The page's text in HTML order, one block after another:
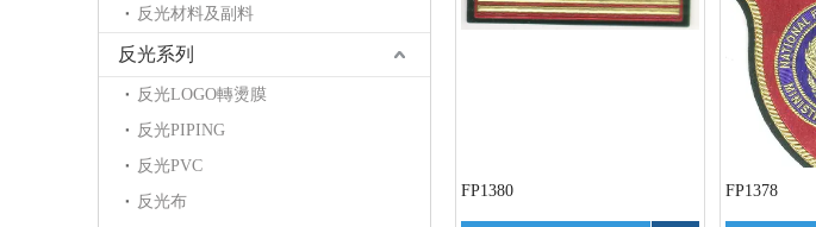
反光材料及副料
反光系列
反光LOGO轉燙膜
反光PIPING
反光PVC
反光布
FP1380 FP1378